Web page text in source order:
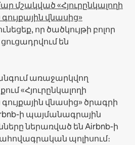
մշակված «Հյուրընկալողի
վնասից»
որ ծածկույթի բոլոր
են
առաջարկվող
«Հյուրընկալողի
վնասից» ծրագրի
ի պայմանագրային
ներառված են Airbnb-ի
պոլիսում։